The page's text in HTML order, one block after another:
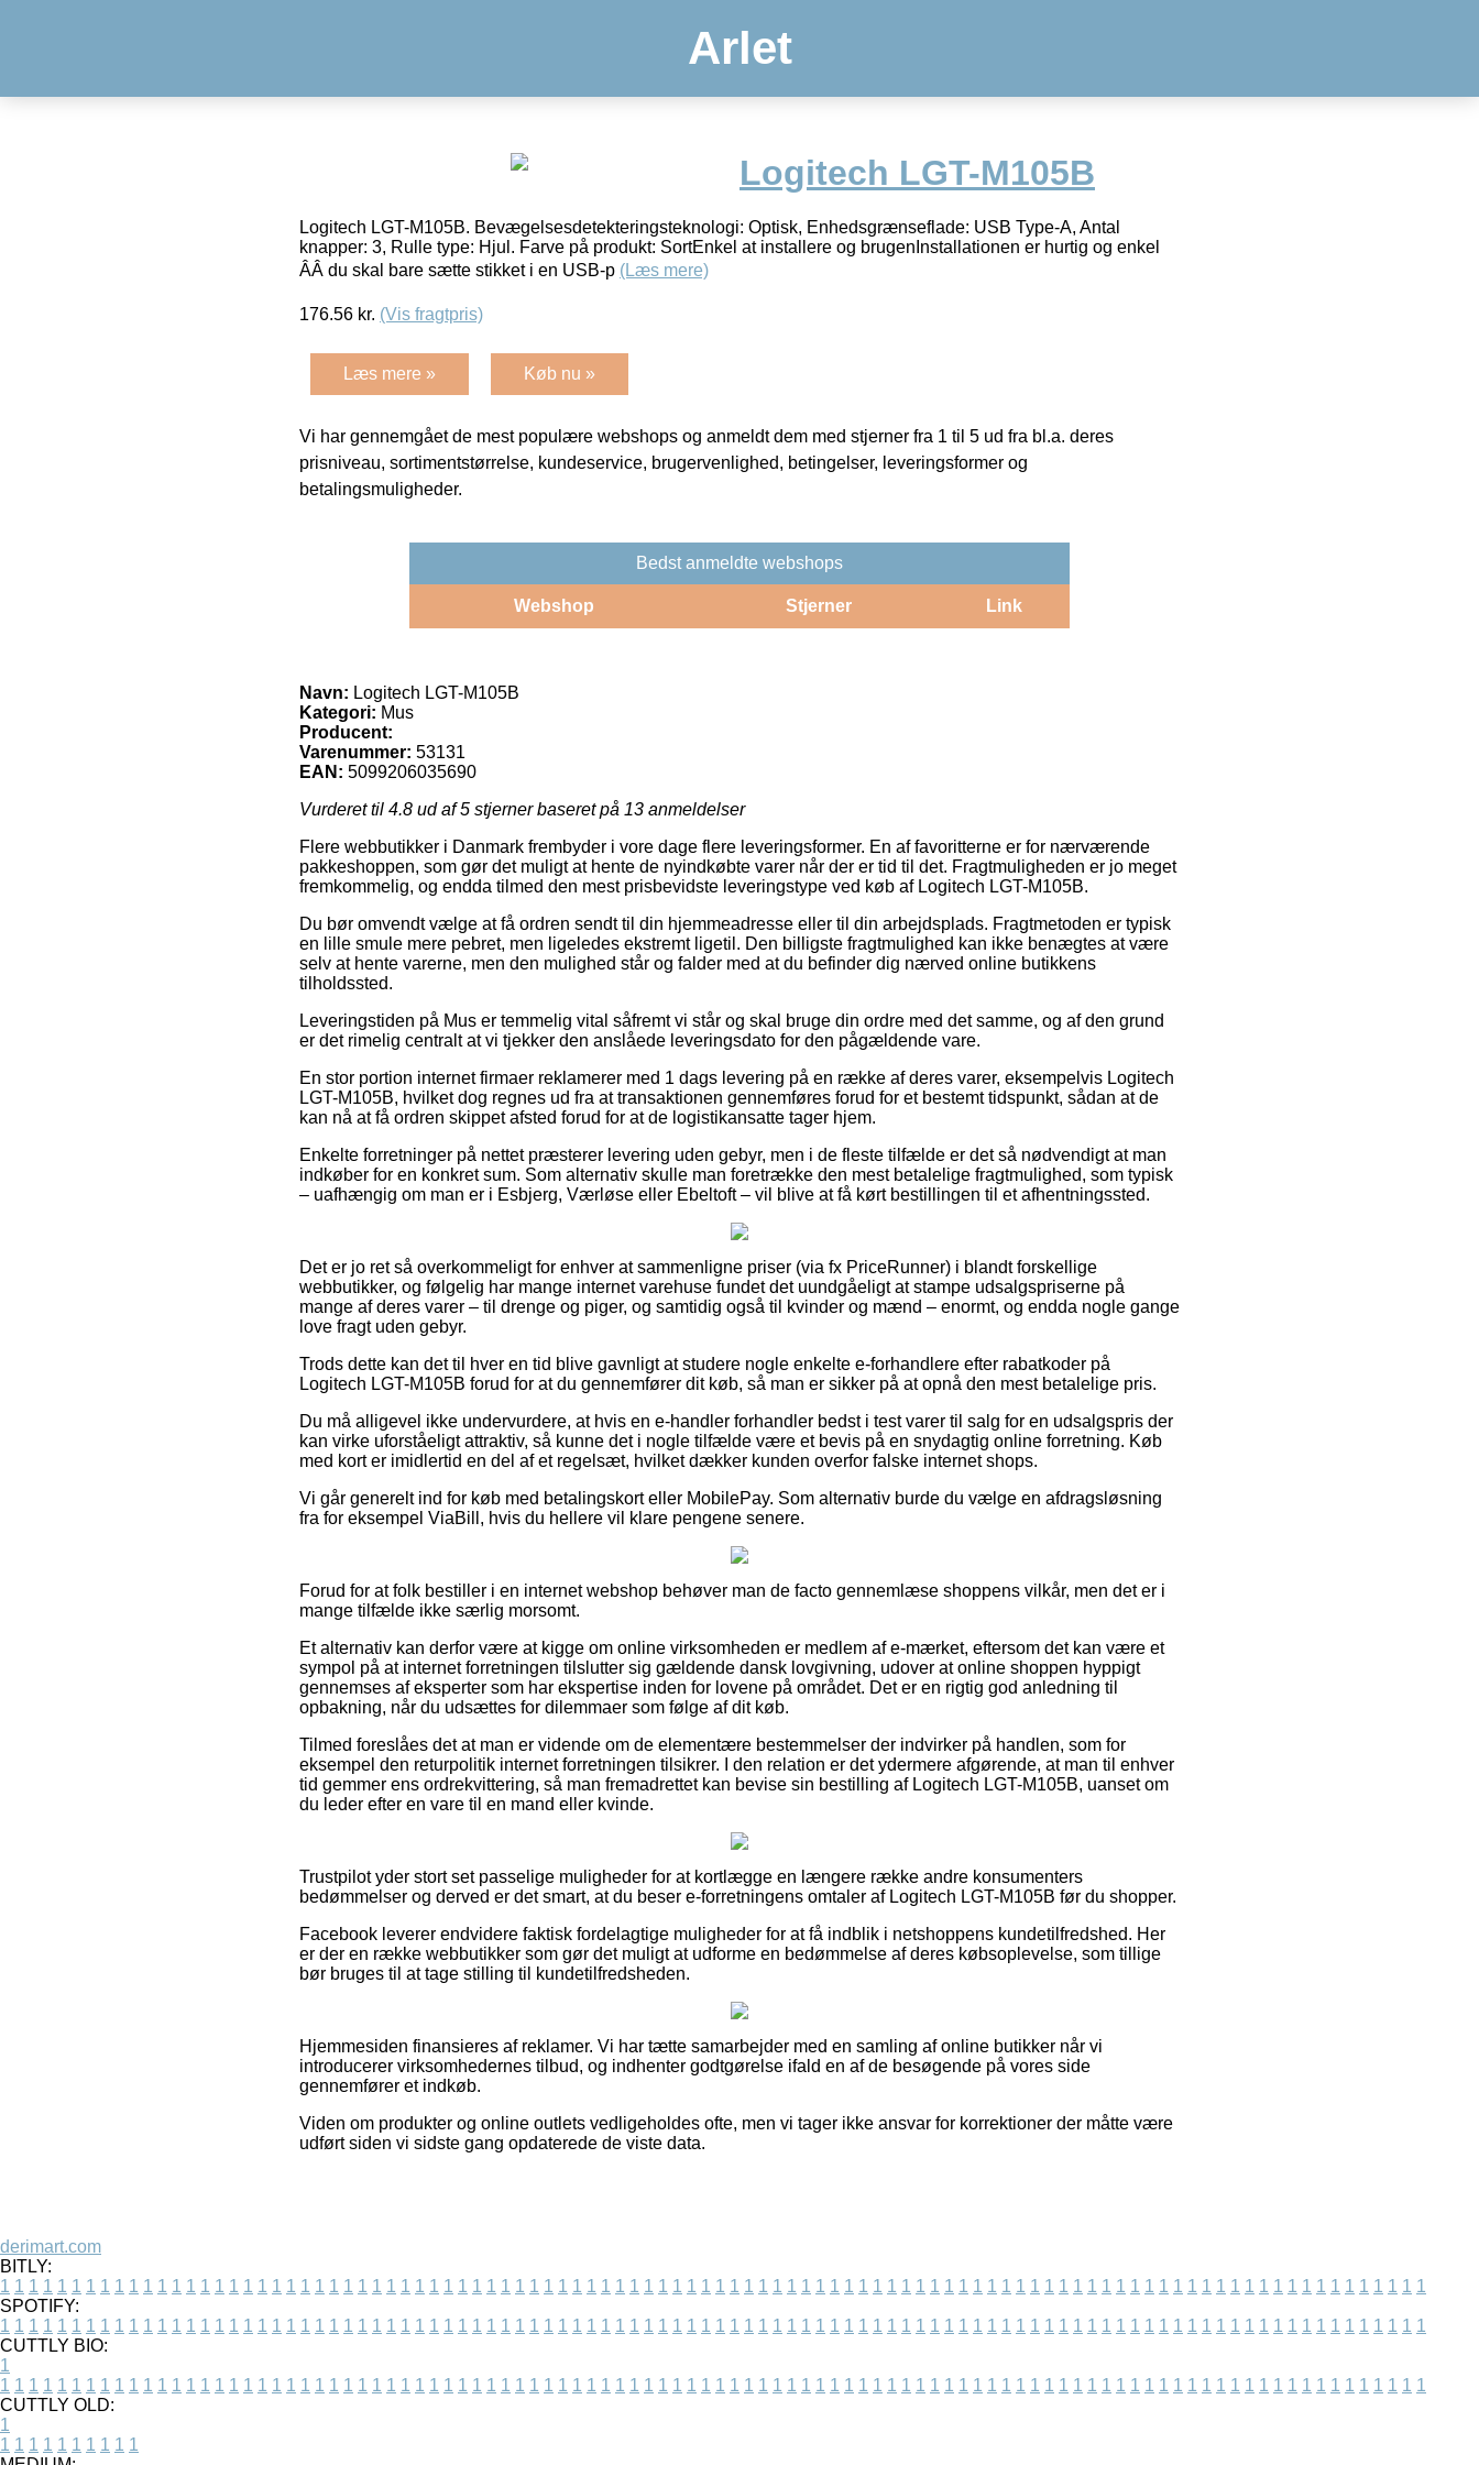
Arlet
Logitech LGT-M105B
Logitech LGT-M105B. Bevægelsesdetekteringsteknologi: Optisk, Enhedsgrænseflade: USB Type-A, Antal
knapper: 3, Rulle type: Hjul. Farve på produkt: SortEnkel at installere og brugenInstallationen er hurtig og enkel
ÂÂ du skal bare sætte stikket i en USB-p (Læs mere)
176.56 kr. (Vis fragtpris)
Læs mere » Køb nu »
Vi har gennemgået de mest populære webshops og anmeldt dem med stjerner fra 1 til 5 ud fra bl.a. deres
prisniveau, sortimentstørrelse, kundeservice, brugervenlighed, betingelser, leveringsformer og
betalingsmuligheder.
Bedst anmeldte webshops
Webshop Stjerner Link
Navn: Logitech LGT-M105B
Kategori: Mus
Producent:
Varenummer: 53131
EAN: 5099206035690
Vurderet til 4.8 ud af 5 stjerner baseret på 13 anmeldelser
Flere webbutikker i Danmark frembyder i vore dage flere leveringsformer. En af favoritterne er for nærværende
pakkeshoppen, som gør det muligt at hente de nyindkøbte varer når der er tid til det. Fragtmuligheden er jo meget
fremkommelig, og endda tilmed den mest prisbevidste leveringstype ved køb af Logitech LGT-M105B.
Du bør omvendt vælge at få ordren sendt til din hjemmeadresse eller til din arbejdsplads. Fragtmetoden er typisk
en lille smule mere pebret, men ligeledes ekstremt ligetil. Den billigste fragtmulighed kan ikke benægtes at være
selv at hente varerne, men den mulighed står og falder med at du befinder dig nærved online butikkens
tilholdssted.
Leveringstiden på Mus er temmelig vital såfremt vi står og skal bruge din ordre med det samme, og af den grund
er det rimelig centralt at vi tjekker den anslåede leveringsdato for den pågældende vare.
En stor portion internet firmaer reklamerer med 1 dags levering på en række af deres varer, eksempelvis Logitech
LGT-M105B, hvilket dog regnes ud fra at transaktionen gennemføres forud for et bestemt tidspunkt, sådan at de
kan nå at få ordren skippet afsted forud for at de logistikansatte tager hjem.
Enkelte forretninger på nettet præsterer levering uden gebyr, men i de fleste tilfælde er det så nødvendigt at man
indkøber for en konkret sum. Som alternativ skulle man foretrække den mest betalelige fragtmulighed, som typisk
– uafhængig om man er i Esbjerg, Værløse eller Ebeltoft – vil blive at få kørt bestillingen til et afhentningssted.
Det er jo ret så overkommeligt for enhver at sammenligne priser (via fx PriceRunner) i blandt forskellige
webbutikker, og følgelig har mange internet varehuse fundet det uundgåeligt at stampe udsalgspriserne på
mange af deres varer – til drenge og piger, og samtidig også til kvinder og mænd – enormt, og endda nogle gange
love fragt uden gebyr.
Trods dette kan det til hver en tid blive gavnligt at studere nogle enkelte e-forhandlere efter rabatkoder på
Logitech LGT-M105B forud for at du gennemfører dit køb, så man er sikker på at opnå den mest betalelige pris.
Du må alligevel ikke undervurdere, at hvis en e-handler forhandler bedst i test varer til salg for en udsalgspris der
kan virke uforståeligt attraktiv, så kunne det i nogle tilfælde være et bevis på en snydagtig online forretning. Køb
med kort er imidlertid en del af et regelsæt, hvilket dækker kunden overfor falske internet shops.
Vi går generelt ind for køb med betalingskort eller MobilePay. Som alternativ burde du vælge en afdragsløsning
fra for eksempel ViaBill, hvis du hellere vil klare pengene senere.
Forud for at folk bestiller i en internet webshop behøver man de facto gennemlæse shoppens vilkår, men det er i
mange tilfælde ikke særlig morsomt.
Et alternativ kan derfor være at kigge om online virksomheden er medlem af e-mærket, eftersom det kan være et
sympol på at internet forretningen tilslutter sig gældende dansk lovgivning, udover at online shoppen hyppigt
gennemses af eksperter som har ekspertise inden for lovene på området. Det er en rigtig god anledning til
opbakning, når du udsættes for dilemmaer som følge af dit køb.
Tilmed foreslåes det at man er vidende om de elementære bestemmelser der indvirker på handlen, som for
eksempel den returpolitik internet forretningen tilsikrer. I den relation er det ydermere afgørende, at man til enhver
tid gemmer ens ordrekvittering, så man fremadrettet kan bevise sin bestilling af Logitech LGT-M105B, uanset om
du leder efter en vare til en mand eller kvinde.
Trustpilot yder stort set passelige muligheder for at kortlægge en længere række andre konsumenters
bedømmelser og derved er det smart, at du beser e-forretningens omtaler af Logitech LGT-M105B før du shopper.
Facebook leverer endvidere faktisk fordelagtige muligheder for at få indblik i netshoppens kundetilfredshed. Her
er der en række webbutikker som gør det muligt at udforme en bedømmelse af deres købsoplevelse, som tillige
bør bruges til at tage stilling til kundetilfredsheden.
Hjemmesiden finansieres af reklamer. Vi har tætte samarbejder med en samling af online butikker når vi
introducerer virksomhedernes tilbud, og indhenter godtgørelse ifald en af de besøgende på vores side
gennemfører et indkøb.
Viden om produkter og online outlets vedligeholdes ofte, men vi tager ikke ansvar for korrektioner der måtte være
udført siden vi sidste gang opdaterede de viste data.
derimart.com
BITLY:
1 1 1 1 1 1 1 1 1 1 1 1 1 1 1 1 1 1 1 1 1 1 1 1 1 1 1 1 1 1 1 1 1 1 1 1 1 1 1 1 1 1 1 1 1 1 1 1 1 1 1 1 1 1 1 1 1 1 1 1 1 1 1 1 1 1 1 1 1 1 1 1 1 1 1 1 1 1 1 1 1 1 1 1 1 1 1 1 1 1 1 1 1 1 1 1 1 1 1 1
SPOTIFY:
1 1 1 1 1 1 1 1 1 1 1 1 1 1 1 1 1 1 1 1 1 1 1 1 1 1 1 1 1 1 1 1 1 1 1 1 1 1 1 1 1 1 1 1 1 1 1 1 1 1 1 1 1 1 1 1 1 1 1 1 1 1 1 1 1 1 1 1 1 1 1 1 1 1 1 1 1 1 1 1 1 1 1 1 1 1 1 1 1 1 1 1 1 1 1 1 1 1 1 1
CUTTLY BIO:
1
1 1 1 1 1 1 1 1 1 1 1 1 1 1 1 1 1 1 1 1 1 1 1 1 1 1 1 1 1 1 1 1 1 1 1 1 1 1 1 1 1 1 1 1 1 1 1 1 1 1 1 1 1 1 1 1 1 1 1 1 1 1 1 1 1 1 1 1 1 1 1 1 1 1 1 1 1 1 1 1 1 1 1 1 1 1 1 1 1 1 1 1 1 1 1 1 1 1 1 1
CUTTLY OLD:
1
1 1 1 1 1 1 1 1 1 1